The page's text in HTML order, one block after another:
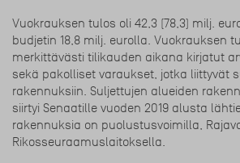
Vuokrauksen tulos oli 42,3 (78,3) milj.
budjetin 18,8 milj. eurolla. Vuokrauksen
merkittävästi tilikauden aikana kirjatut
sekä pakolliset varaukset, jotka liittyvät
rakennuksiin. Suljettujen alueiden
siirtyi Senaatille vuoden 2019 alusta
rakennuksia on puolustusvoimilla,
Rikosseuraamuslaitoksella.